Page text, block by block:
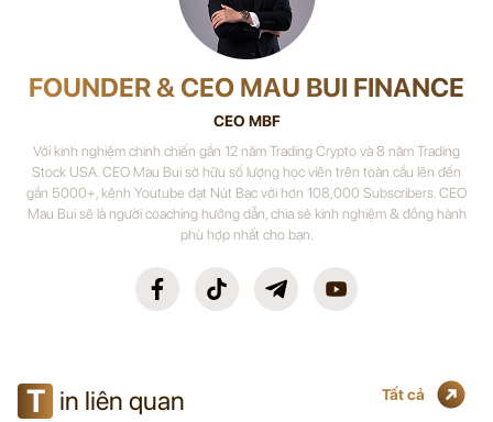
FOUNDER & CEO MAU BUI FINANCE
CEO MBF
Với kinh nghiệm chinh chiến gần 12 năm Trading Crypto và 8 năm Trading
Stock USA. CEO Mau Bui sở hữu số lượng học viên trên toàn cầu lên đến
gần 5000+, kênh Youtube đạt Nút Bạc với hơn 108,000 Subscribers. CEO
Mau Bui sẽ là người coaching hướng dẫn, chia sẻ kinh nghiệm & đồng hành
phù hợp nhất cho bạn.
T in liên quan Tất cả